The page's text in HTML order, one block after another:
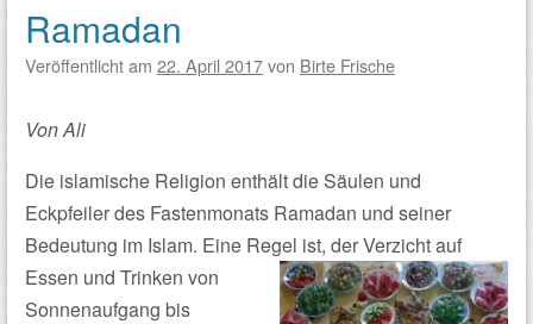
Ramadan
Veröffentlicht am 22. April 2017von Birte Frische
Von Ali
Die islamische Religion enthält die Säulen und
Eckpfeiler des Fastenmonats Ramadan und seiner
Bedeutung im Islam. Eine Regel ist, der Verzicht auf
Essen und Trinken von
Sonnenaufgang bis